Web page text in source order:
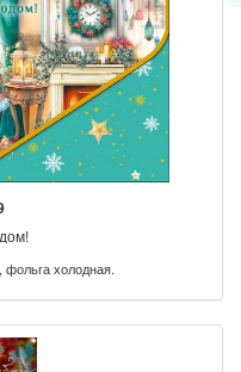
фольга холодная.